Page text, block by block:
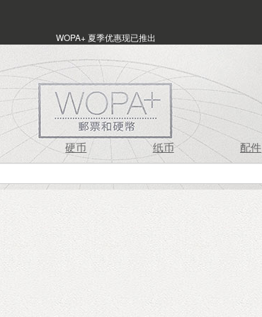
WOPA+ 夏季优惠现已推出
硬币 纸币 配件